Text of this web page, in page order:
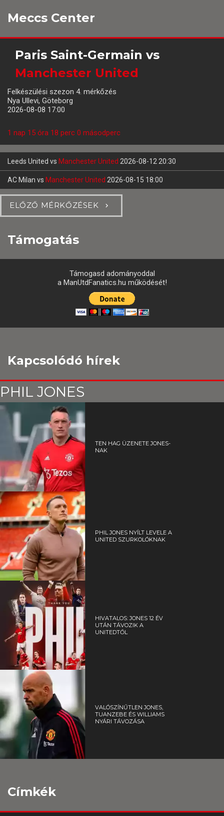
Meccs Center
Paris Saint-Germain vs
Manchester United
Felkészülési szezon 4. mérkőzés
Nya Ullevi, Göteborg
2026-08-08 17:00
1 nap 15 óra 17 perc 59 másodperc
Leeds United vs Manchester United 2026-08-12 20:30
AC Milan vs Manchester United 2026-08-15 18:00
ELŐZŐ MÉRKŐZÉSEK
Támogatás
Támogasd adományoddal
a ManUtdFanatics.hu működését!
Kapcsolódó hírek
PHIL JONES
TEN HAG ÜZENETE JONES-
NAK
PHIL JONES NYÍLT LEVELE A
UNITED SZURKOLÓKNAK
HIVATALOS: JONES 12 ÉV
UTÁN TÁVOZIK A
UNITEDTŐL
VALÓSZÍNŰTLEN JONES,
TUANZEBE ÉS WILLIAMS
NYÁRI TÁVOZÁSA
Címkék